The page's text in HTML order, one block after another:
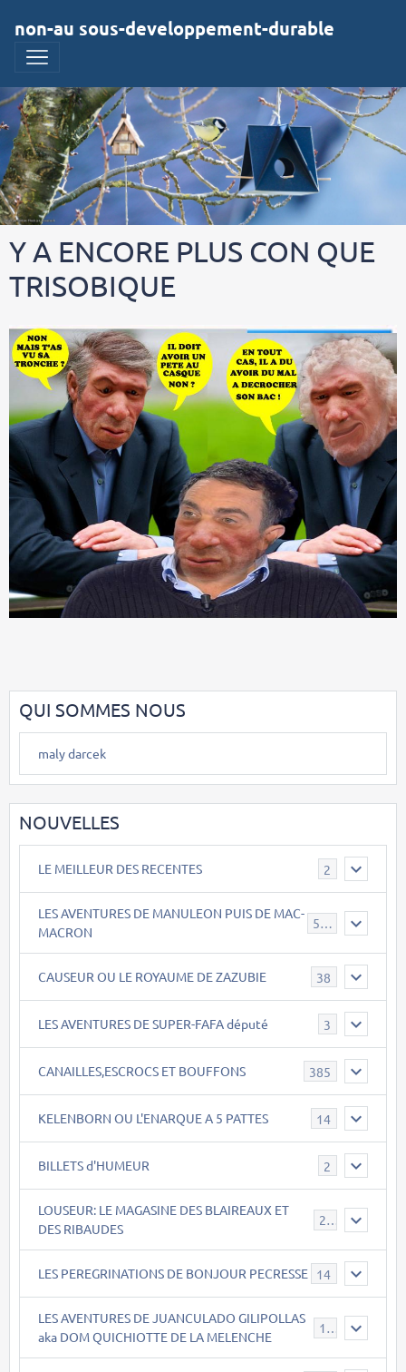
non-au sous-developpement-durable
Y A ENCORE PLUS CON QUE
TRISOBIQUE
QUI SOMMES NOUS
maly darcek
NOUVELLES
LE MEILLEUR DES RECENTES 2
LES AVENTURES DE MANULEON PUIS DE MAC-
MACRON
543
CAUSEUR OU LE ROYAUME DE ZAZUBIE 38
LES AVENTURES DE SUPER-FAFA député 3
CANAILLES,ESCROCS ET BOUFFONS 385
KELENBORN OU L'ENARQUE A 5 PATTES 14
BILLETS d'HUMEUR 2
LOUSEUR: LE MAGASINE DES BLAIREAUX ET
DES RIBAUDES
21
LES PEREGRINATIONS DE BONJOUR PECRESSE 14
LES AVENTURES DE JUANCULADO GILIPOLLAS
aka DOM QUICHIOTTE DE LA MELENCHE
119